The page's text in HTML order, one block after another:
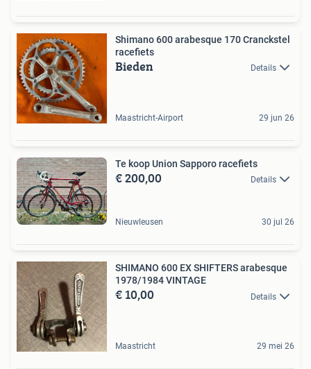
Shimano 600 arabesque 170 Cranckstel
racefiets
Bieden Details
Maastricht-Airport 29 jun 26
Te koop Union Sapporo racefiets
€ 200,00 Details
Nieuwleusen 30 jul 26
SHIMANO 600 EX SHIFTERS arabesque
1978/1984 VINTAGE
€ 10,00 Details
Maastricht 29 mei 26